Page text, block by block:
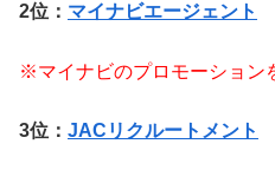
2位： マイナビエージェント
※マイナビのプロモーション
3位： JACリクルートメント